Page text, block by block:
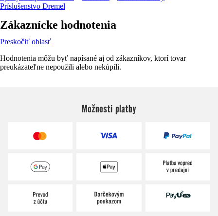
Príslušenstvo Dremel
Zákaznícke hodnotenia
Preskočiť oblasť
Hodnotenia môžu byť napísané aj od zákazníkov, ktorí tovar
preukázateľne nepoužili alebo nekúpili.
Možnosti platby